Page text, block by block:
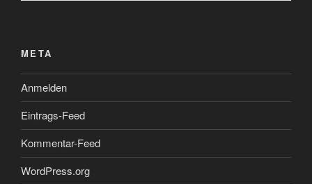
META
Anmelden
Eintrags-Feed
Kommentar-Feed
WordPress.org